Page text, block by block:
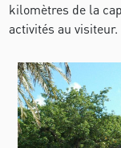
kilomètres de la
activités au visiteur.